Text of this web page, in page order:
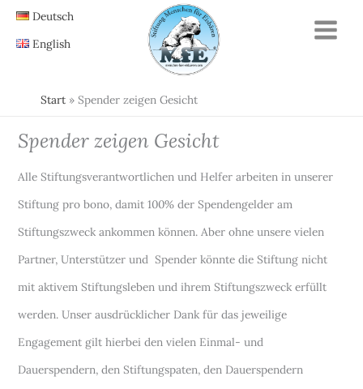
Zum
Inhalt
Deutsch
English
Start Spender zeigen Gesicht
Spender zeigen Gesicht
Alle Stiftungsverantwortlichen und Helfer arbeiten in unserer
Stiftung pro bono, damit 100% der Spendengelder am
Stiftungszweck ankommen können. Aber ohne unsere vielen
Partner, Unterstützer und Spender könnte die Stiftung nicht
mit aktivem Stiftungsleben und ihrem Stiftungszweck erfüllt
werden. Unser ausdrücklicher Dank für das jeweilige
Engagement gilt hierbei den vielen Einmal- und
Dauerspendern, den Stiftungspaten, den Dauerspendern